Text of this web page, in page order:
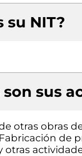
su NIT?
son sus
otras obras
de
otras